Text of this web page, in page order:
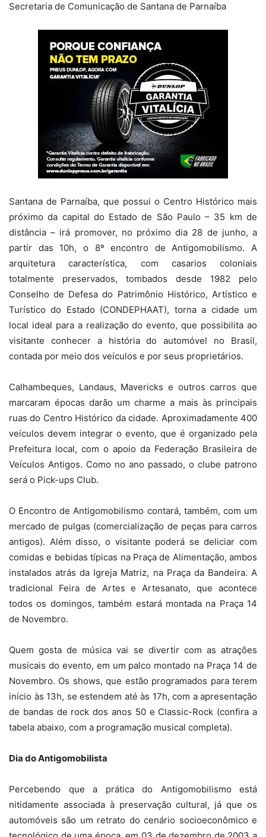
Secretaria de Comunicação de Santana de Parnaíba
Santana de Parnaíba, que possui o Centro Histórico mais
próximo da capital do Estado de São Paulo – 35 km de
distância – irá promover, no próximo dia 28 de junho, a
partir das 10h, o 8º encontro de Antigomobilismo. A
arquitetura característica, com casarios coloniais
totalmente preservados, tombados desde 1982 pelo
Conselho de Defesa do Patrimônio Histórico, Artístico e
Turístico do Estado (CONDEPHAAT), torna a cidade um
local ideal para a realização do evento, que possibilita ao
visitante conhecer a história do automóvel no Brasil,
contada por meio dos veículos e por seus proprietários.
Calhambeques, Landaus, Mavericks e outros carros que
marcaram épocas darão um charme a mais às principais
ruas do Centro Histórico da cidade. Aproximadamente 400
veículos devem integrar o evento, que é organizado pela
Prefeitura local, com o apoio da Federação Brasileira de
Veículos Antigos. Como no ano passado, o clube patrono
será o Pick-ups Club.
O Encontro de Antigomobilismo contará, também, com um
mercado de pulgas (comercialização de peças para carros
antigos). Além disso, o visitante poderá se deliciar com
comidas e bebidas típicas na Praça de Alimentação, ambos
instalados atrás da Igreja Matriz, na Praça da Bandeira. A
tradicional Feira de Artes e Artesanato, que acontece
todos os domingos, também estará montada na Praça 14
de Novembro.
Quem gosta de música vai se divertir com as atrações
musicais do evento, em um palco montado na Praça 14 de
Novembro. Os shows, que estão programados para terem
início às 13h, se estendem até às 17h, com a apresentação
de bandas de rock dos anos 50 e Classic-Rock (confira a
tabela abaixo, com a programação musical completa).
Dia do Antigomobilista
Percebendo que a prática do Antigomobilismo está
nitidamente associada à preservação cultural, já que os
automóveis são um retrato do cenário socioeconômico e